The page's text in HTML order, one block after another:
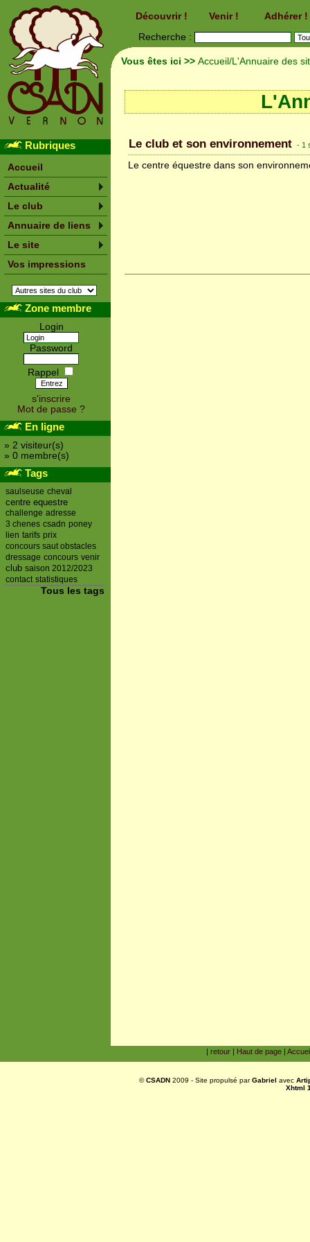
Rubriques
Accueil
Actualité
Le club
Annuaire de liens
Le site
Vos impressions
Zone membre
Login
Password
Rappel
s'inscrire
Mot de passe ?
En ligne
» 2 visiteur(s)
» 0 membre(s)
Tags
saulseuse cheval
centre equestre
challenge adresse
3 chenes csadn poney
lien tarifs prix
concours saut obstacles
dressage concours venir
club saison 2012/2023
contact statistiques
Tous les tags
Découvrir ! Venir !
Adhérer !
Recherche :
Vous êtes ici >> Accueil/L'Annuaire des
Le club et son environnement - 1
Le centre équestre dans son
| retour | Haut de page |
©CSADN2009 - Site propulsé parGabriel avec
Xhtml